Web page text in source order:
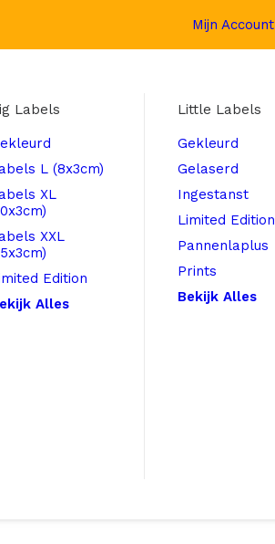
Mijn Account
Labels
L (8x3cm)
XL
XXL
Edition
Alles
Little Labels
Gekleurd
Gelaserd
Ingestanst
Limited Edition
Pannenlaplus
Prints
Bekijk Alles